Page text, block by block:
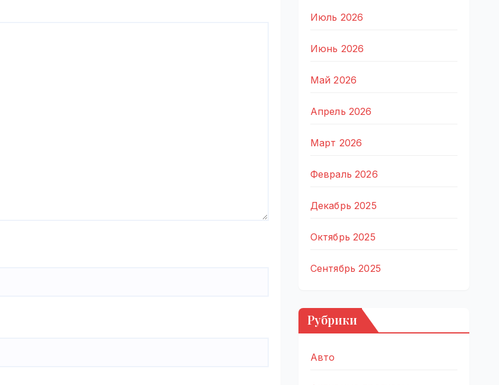
Июль 2026
Июнь 2026
Май 2026
Апрель 2026
Март 2026
Февраль 2026
Декабрь 2025
Октябрь 2025
Сентябрь 2025
Рубрики
Авто